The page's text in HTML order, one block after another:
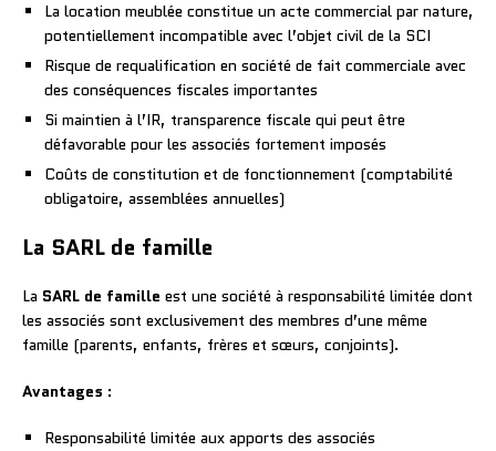
La location meublée constitue un acte commercial par nature,
potentiellement incompatible avec l’objet civil de la SCI
Risque de requalification en société de fait commerciale avec
des conséquences fiscales importantes
Si maintien à l’IR, transparence fiscale qui peut être
défavorable pour les associés fortement imposés
Coûts de constitution et de fonctionnement (comptabilité
obligatoire, assemblées annuelles)
La SARL de famille
La SARL de famille est une société à responsabilité limitée dont
les associés sont exclusivement des membres d’une même
famille (parents, enfants, frères et sœurs, conjoints).
Avantages :
Responsabilité limitée aux apports des associés